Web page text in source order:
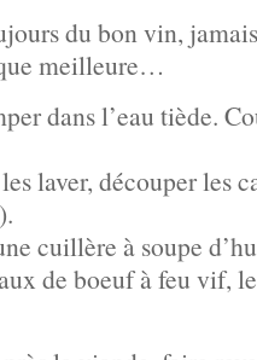
du bon vin,
meilleure…
dans l’eau tiède.
laver, découper les
cuillère à soupe
de boeuf à feu vif,